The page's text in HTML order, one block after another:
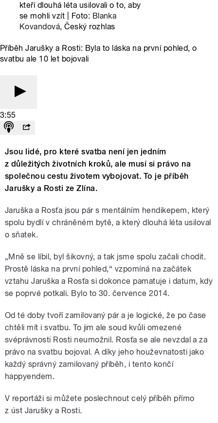
kteří dlouhá léta usilovali o to, aby
se mohli vzít | Foto: Blanka
Kovandová, Český rozhlas
Příběh Jarušky a Rosti: Byla to láska na první pohled, o
svatbu ale 10 let bojovali
3:55
Jsou lidé, pro které svatba není jen jedním
z důležitých životních kroků, ale musí si právo na
společnou cestu životem vybojovat. To je příběh
Jarušky a Rosti ze Zlína.
Jaruška a Rosťa jsou pár s mentálním hendikepem, který
spolu bydlí v chráněném bytě, a který dlouhá léta usiloval
o sňatek.
„Mně se líbil, byl šikovný, a tak jsme spolu začali chodit.
Prostě láska na první pohled,“ vzpomíná na začátek
vztahu Jaruška a Rosťa si dokonce pamatuje i datum, kdy
se poprvé potkali. Bylo to 30. července 2014.
Od té doby tvoří zamilovaný pár a je logické, že po čase
chtěli mít i svatbu. To jim ale soud kvůli omezené
svéprávnosti Rosti neumožnil. Rosťa se ale nevzdal a za
právo na svatbu bojoval. A díky jeho houževnatosti jako
každý správný zamilovaný příběh, i tento končí
happyendem.
V reportáži si můžete poslechnout celý příběh přímo
z úst Jarušky a Rosti.